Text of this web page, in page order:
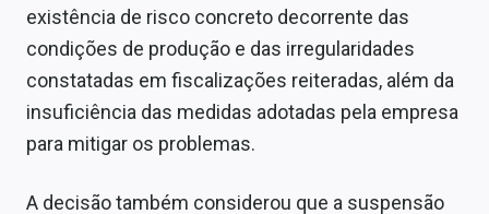
existência de risco concreto decorrente das
condições de produção e das irregularidades
constatadas em fiscalizações reiteradas, além da
insuficiência das medidas adotadas pela empresa
para mitigar os problemas.
A decisão também considerou que a suspensão